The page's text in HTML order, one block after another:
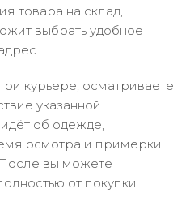
товара на склад,
выбрать удобное
курьере, осматриваете
указанной
об одежде,
осмотра и примерки
вы можете
от покупки.